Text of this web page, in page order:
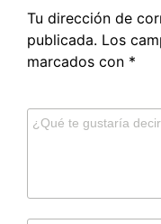
Tu dirección de
publicada. Los
marcados con *